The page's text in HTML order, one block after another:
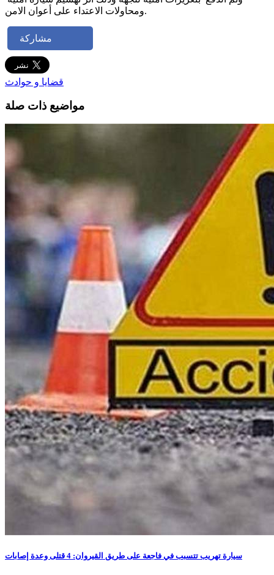
ومحاولات الاعتداء على أعوان الامن.
مشاركة
قضايا و حوادث
مواضيع ذات صلة
سيارة تهريب تتسبب في فاجعة على طريق القيروان: 4 قتلى وعدة إصابات